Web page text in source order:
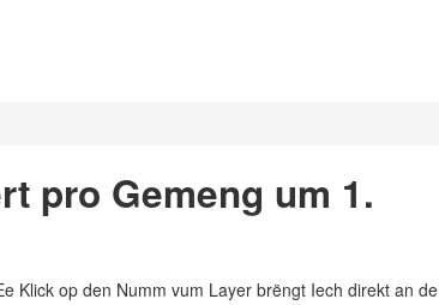
pro Gemeng um 1.
Klick op den Numm vum Layer brëngt Iech direkt an de